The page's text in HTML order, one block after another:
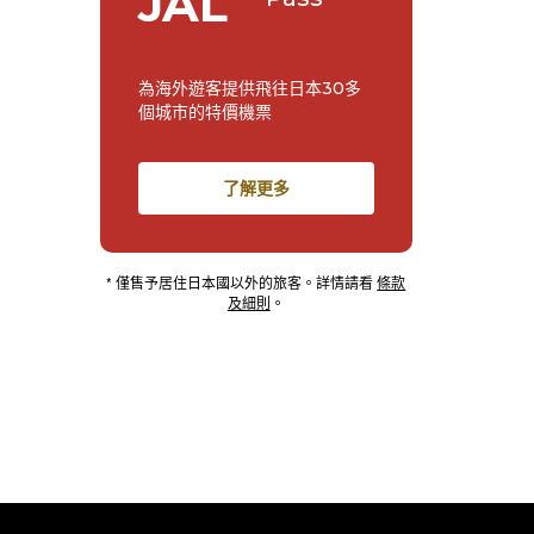
為海外遊客提供飛往日本30多
個城市的特價機票
了解更多
* 僅售予居住日本國以外的旅客。詳情請看條款
及細則 。